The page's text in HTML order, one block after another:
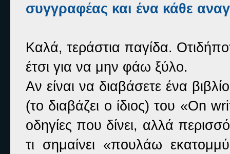
συγγραφέας και ένα κάθε
Καλά, τεράστια παγίδα.
έτσι για να μην φάω ξύλο.
Αν είναι να διαβάσετε ένα
(το διαβάζει ο ίδιος) του «On
οδηγίες που δίνει, αλλά
τι σημαίνει «πουλάω